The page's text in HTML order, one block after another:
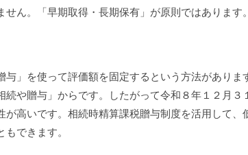
ん。「早期取得・長期保有」が原則ではあります
」を使って評価額を固定するという方法があり
や贈与」からです。したがって令和８年１２月
が高いです。相続時精算課税贈与制度を活用して、
できます。